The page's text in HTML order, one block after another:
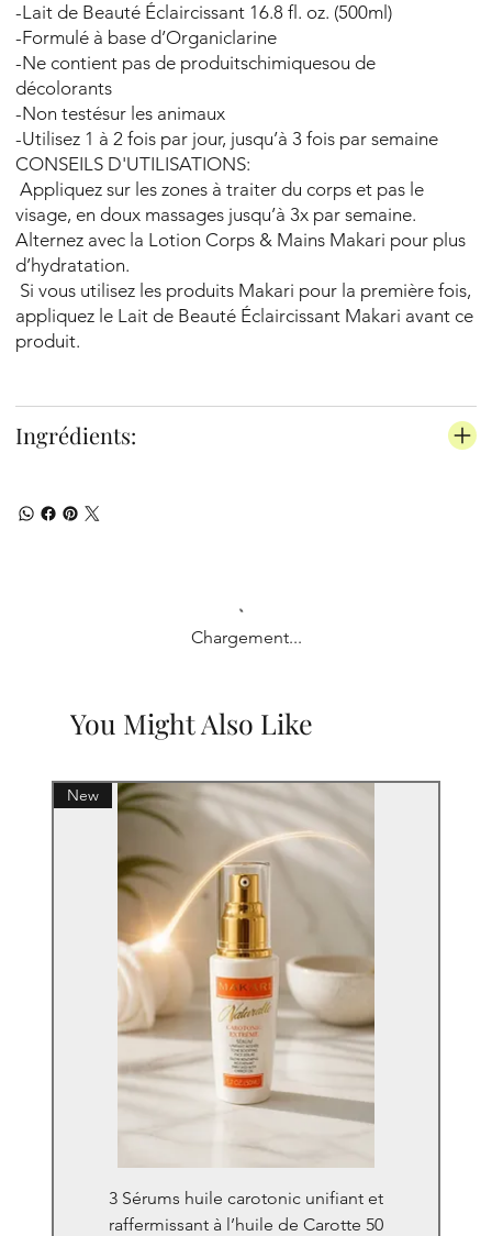
-Lait de Beauté Éclaircissant 16.8 fl. oz. (500ml)
-Formulé à base d’Organiclarine
-Ne contient pas de produitschimiquesou de
décolorants
-Non testésur les animaux
-Utilisez 1 à 2 fois par jour, jusqu’à 3 fois par semaine
CONSEILS D'UTILISATIONS:
Appliquez sur les zones à traiter du corps et pas le
visage, en doux massages jusqu’à 3x par semaine.
Alternez avec la Lotion Corps & Mains Makari pour plus
d’hydratation.
Si vous utilisez les produits Makari pour la première fois,
appliquez le Lait de Beauté Éclaircissant Makari avant ce
produit.
Ingrédients:
Chargement...
You Might Also Like
New
3 Sérums huile carotonic unifiant et
raffermissant à l’huile de Carotte 50